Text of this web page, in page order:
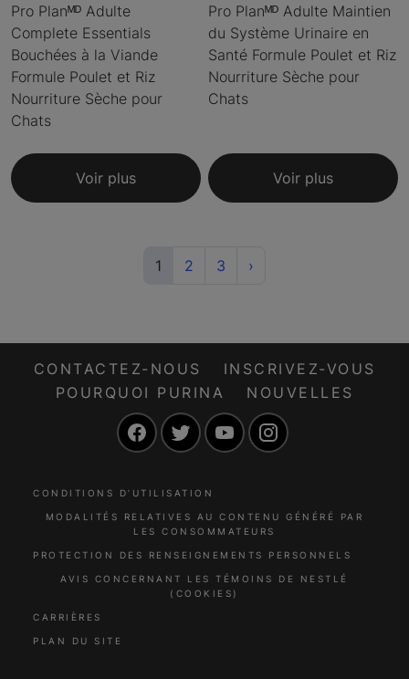
Pro Planᴹᴰ Adulte
Complete Essentials
Bouchées à la Viande
Formule Poulet et Riz
Nourriture Sèche pour
Chats
Voir plus
Pro Planᴹᴰ Adulte Maintien
du Système Urinaire en
Santé Formule Poulet et Riz
Nourriture Sèche pour
Chats
Voir plus
1 (current)
2 3 ›
CONTACTEZ-NOUS
INSCRIVEZ-VOUS
POURQUOI PURINA
NOUVELLES
FacebookTwitter YouTube
CONDITIONS D’UTILISATION
MODALITÉS RELATIVES AU CONTENU GÉNÉRÉ PAR
LES CONSOMMATEURS
PROTECTION DES RENSEIGNEMENTS PERSONNELS
AVIS CONCERNANT LES TÉMOINS DE NESTLÉ
(COOKIES)
CARRIÈRES
PLAN DU SITE